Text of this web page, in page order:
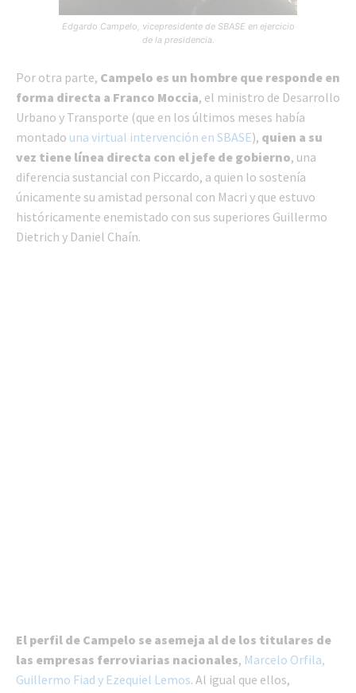
Edgardo Campelo, vicepresidente de SBASE en ejercicio
de la presidencia.
Por otra parte, Campelo es un hombre que responde en
forma directa a Franco Moccia, el ministro de Desarrollo
Urbano y Transporte (que en los últimos meses había
montado una virtual intervención en SBASE), quien a su
vez tiene línea directa con el jefe de gobierno, una
diferencia sustancial con Piccardo, a quien lo sostenía
únicamente su amistad personal con Macri y que estuvo
históricamente enemistado con sus superiores Guillermo
Dietrich y Daniel Chaín.
El perfil de Campelo se asemeja al de los titulares de
las empresas ferroviarias nacionales, Marcelo Orfila,
Guillermo Fiad y Ezequiel Lemos. Al igual que ellos,